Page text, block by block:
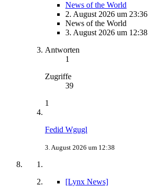
News of the World
2. August 2026 um 23:36
News of the World
3. August 2026 um 12:38
Antworten
1
Zugriffe
39
1
Fedid Wgugl
3. August 2026 um 12:38
[Lynx News]